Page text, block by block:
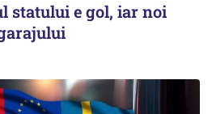
statului e gol, iar noi